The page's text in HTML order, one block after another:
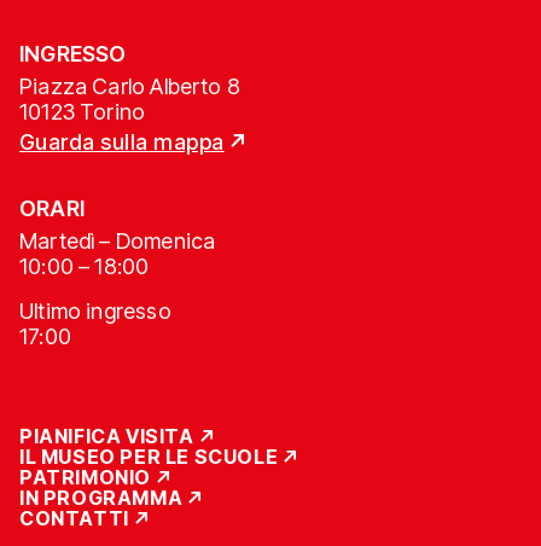
INGRESSO
Piazza Carlo Alberto 8
10123 Torino
Guarda sulla mappa
ORARI
Martedì – Domenica
10:00 – 18:00
Ultimo ingresso
17:00
PIANIFICA VISITA
IL MUSEO PER LE SCUOLE
PATRIMONIO
IN PROGRAMMA
CONTATTI